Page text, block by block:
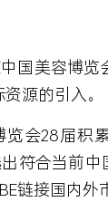
国美容博
源的引入。
览会28届积
符合当前
链接国内外